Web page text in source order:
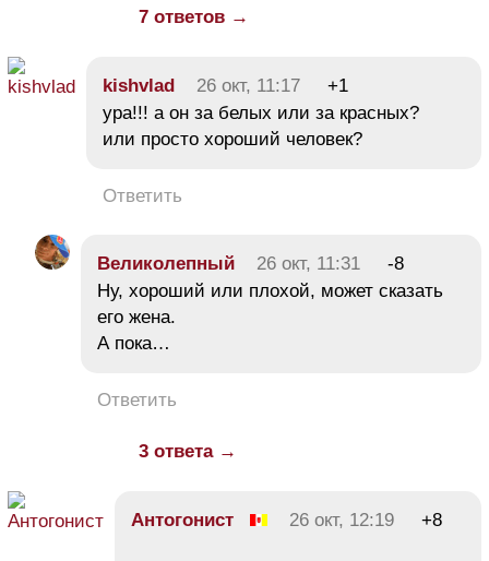
7 ответов →
kishvlad 26 окт, 11:17
+1
ура!!! а он за белых или за красных?
или просто хороший человек?
Ответить
Великолепный 26 окт, 11:31
-8
Ну, хороший или плохой, может сказать
его жена.
А пока…
Ответить
3 ответа →
Антогонист 26 окт, 12:19 +8